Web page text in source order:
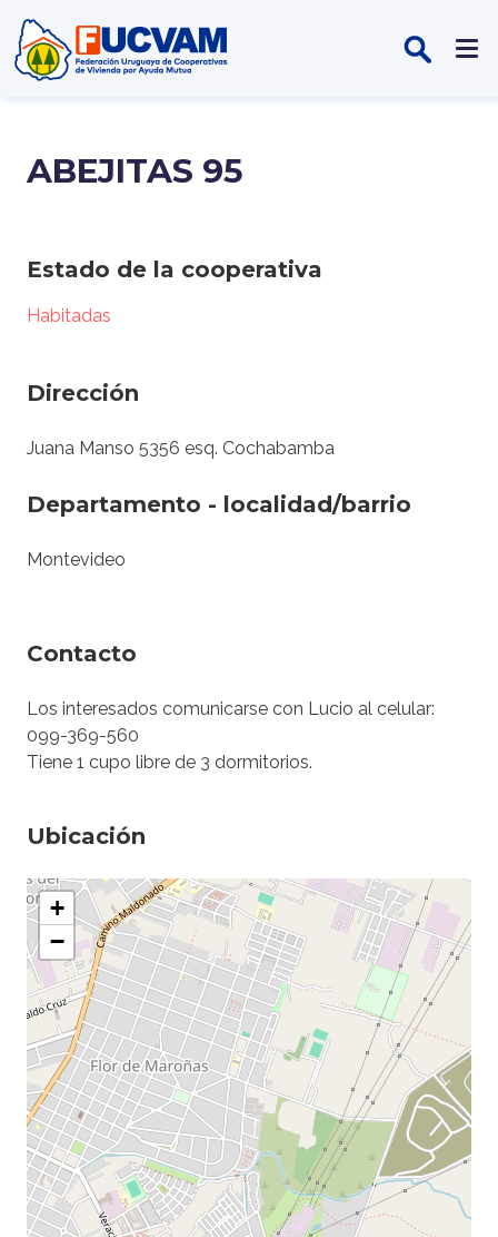
ABEJITAS 95
Estado de la cooperativa
Habitadas
Dirección
Juana Manso 5356 esq. Cochabamba
Departamento - localidad/barrio
Montevideo
Contacto
Los interesados comunicarse con Lucio al celular:
099-369-560
Tiene 1 cupo libre de 3 dormitorios.
Ubicación
+
−